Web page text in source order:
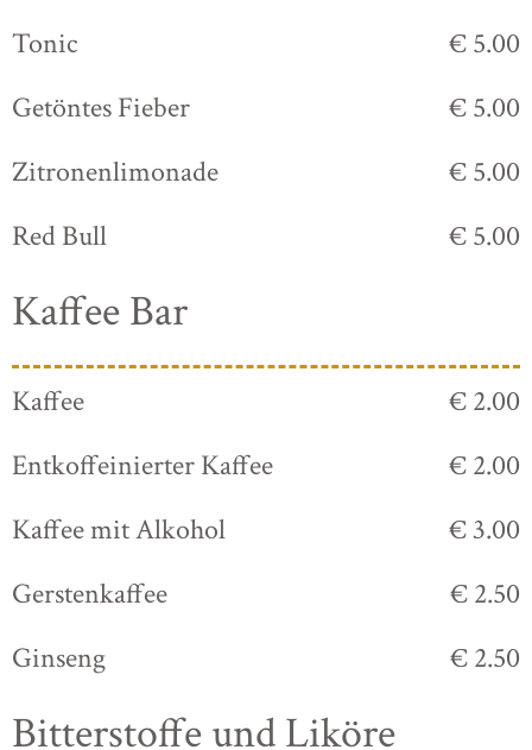
Tonic
€ 5.00
Getöntes Fieber
€ 5.00
Zitronenlimonade
€ 5.00
Red Bull
€ 5.00
Kaffee Bar
Kaffee
€ 2.00
Entkoffeinierter Kaffee
€ 2.00
Kaffee mit Alkohol
€ 3.00
Gerstenkaffee
€ 2.50
Ginseng
€ 2.50
Bitterstoffe und Liköre